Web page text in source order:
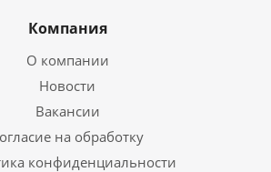
Компания
О компании
Новости
Вакансии
на обработку
конфиденциальности